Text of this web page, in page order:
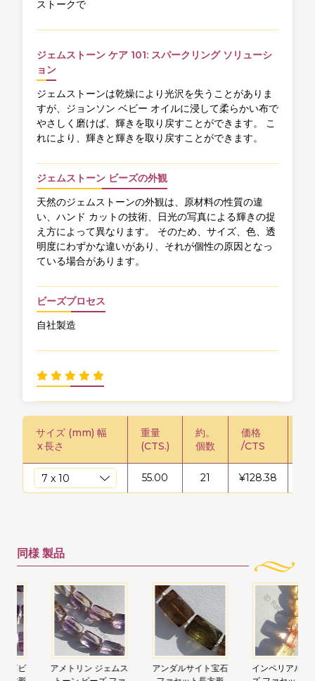
ストークで
ジェムストーン ケア 101: スパークリング ソリューシ
ョン
ジェムストーンは乾燥により光沢を失うことがありま
すが、ジョンソン ベビー オイルに浸して柔らかい布で
やさしく磨けば、輝きを取り戻すことができます。 こ
れにより、輝きと輝きを取り戻すことができます。
ジェムストーン ビーズの外観
天然のジェムストーンの外観は、原材料の性質の違
い、ハンド カットの技術、日光の写真による輝きの捉
え方によって異なります。 そのため、サイズ、色、透
明度にわずかな違いがあり、それが個性の原因となっ
ている場合があります。
ビーズプロセス
自社製造
サイズ (mm) 幅
x長さ
重量
(CTS.)
約。
個数
価格
/CTS
55.00 21 ¥128.38
同様 製品
アメトリン ジェムス
アンダルサイト宝石
インペリアル トパー